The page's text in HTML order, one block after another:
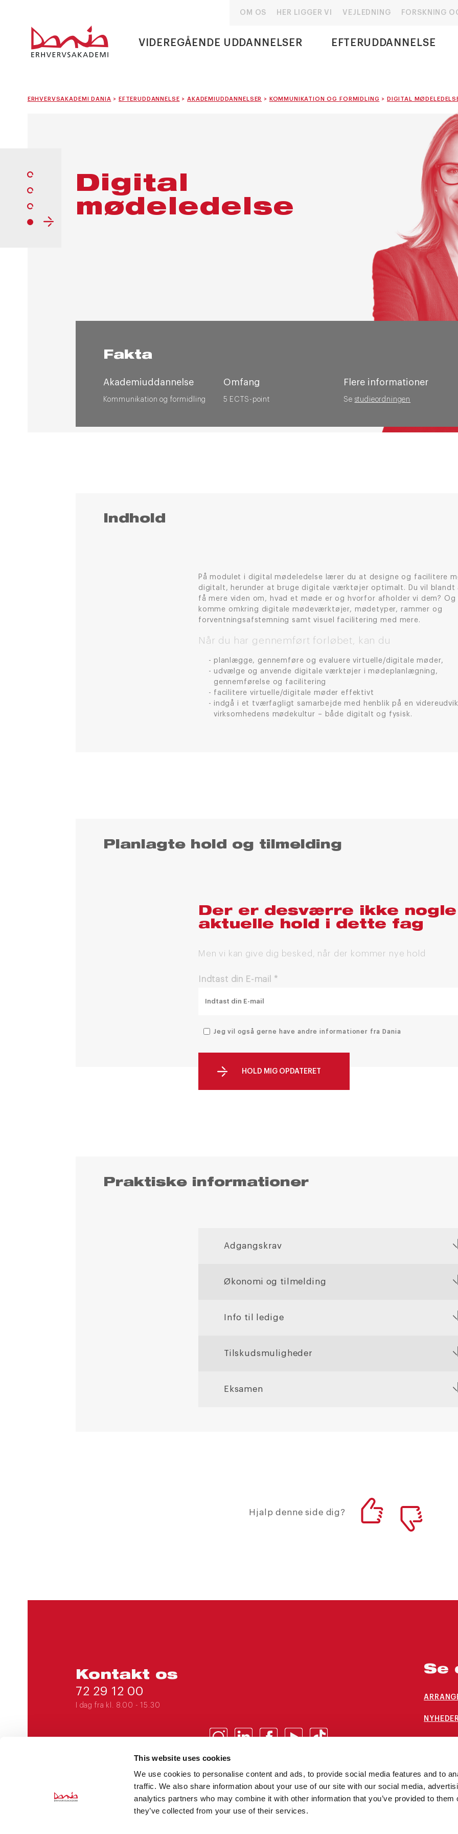
This website uses cookies
We use cookies to personalise content and ads, to provide social media features and to
traffic. We also share information about your use of our site with our social media,
analytics partners who may combine it with other information that you’ve provided to them
they’ve collected from your use of their services.
OM OS HER LIGGER VI VEJLEDNING FORSKNING
VIDEREGÅENDE UDDANNELSER EFTERUDDANNELSE
ERHVERVSAKADEMI DANIA > EFTERUDDANNELSE > AKADEMIUDDANNELSER > KOMMUNIKATION OG FORMIDLING > DIGITAL
Digital
mødeledelse
Fakta
Akademiuddannelse
Kommunikation og formidling
Omfang
5 ECTS-point
Flere informationer
Se studieordningen
Indhold
På modulet i digital mødeledelse lærer du at designe og facilitere
digitalt, herunder at bruge digitale værktøjer optimalt. Du vil blandt
få mere viden om, hvad et møde er og hvorfor afholder vi dem? Og
komme omkring digitale mødeværktøjer, mødetyper, rammer og
forventningsafstemning samt visuel facilitering med mere.
Når du har gennemført forløbet, kan du
planlægge, gennemføre og evaluere virtuelle/digitale møder,
udvælge og anvende digitale værktøjer i mødeplanlægning,
gennemførelse og facilitering
facilitere virtuelle/digitale møder effektivt
indgå i et tværfagligt samarbejde med henblik på en
virksomhedens mødekultur – både digitalt og fysisk.
Planlagte hold og tilmelding
Der er desværre ikke nogle
aktuelle hold i dette fag
Men vi kan give dig besked, når der kommer nye hold
Indtast din E-mail *
Jeg vil også gerne have andre informationer fra Dania
Praktiske informationer
Adgangskrav
Økonomi og tilmelding
Info til ledige
Tilskudsmuligheder
Eksamen
Hjalp denne side dig?
Kontakt os
72 29 12 00
I dag fra kl. 8.00 - 15.30
EAN 5798000560277
Se